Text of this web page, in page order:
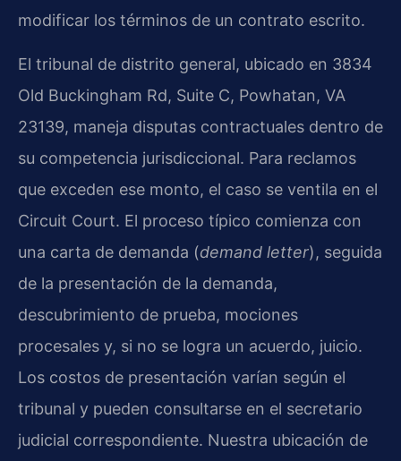
modificar los términos de un contrato escrito.
El tribunal de distrito general, ubicado en 3834
Old Buckingham Rd, Suite C, Powhatan, VA
23139, maneja disputas contractuales dentro de
su competencia jurisdiccional. Para reclamos
que exceden ese monto, el caso se ventila en el
Circuit Court. El proceso típico comienza con
una carta de demanda (demand letter), seguida
de la presentación de la demanda,
descubrimiento de prueba, mociones
procesales y, si no se logra un acuerdo, juicio.
Los costos de presentación varían según el
tribunal y pueden consultarse en el secretario
judicial correspondiente. Nuestra ubicación de